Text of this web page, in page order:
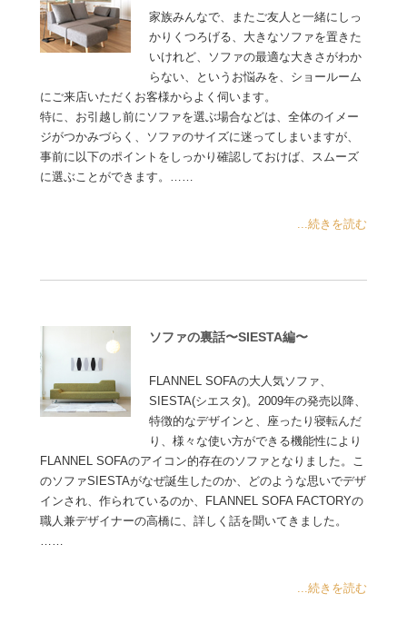
家族みんなで、またご友人と一緒にしっ
かりくつろげる、大きなソファを置きた
いけれど、ソファの最適な大きさがわか
らない、というお悩みを、ショールーム
にご来店いただくお客様からよく伺います。
特に、お引越し前にソファを選ぶ場合などは、全体のイメー
ジがつかみづらく、ソファのサイズに迷ってしまいますが、
事前に以下のポイントをしっかり確認しておけば、スムーズ
に選ぶことができます。……
...続きを読む
ソファの裏話〜SIESTA編〜
FLANNEL SOFAの大人気ソファ、
SIESTA(シエスタ)。2009年の発売以降、
特徴的なデザインと、座ったり寝転んだ
り、様々な使い方ができる機能性により
FLANNEL SOFAのアイコン的存在のソファとなりました。こ
のソファSIESTAがなぜ誕生したのか、どのような思いでデザ
インされ、作られているのか、FLANNEL SOFA FACTORYの
職人兼デザイナーの高橋に、詳しく話を聞いてきました。
……
...続きを読む